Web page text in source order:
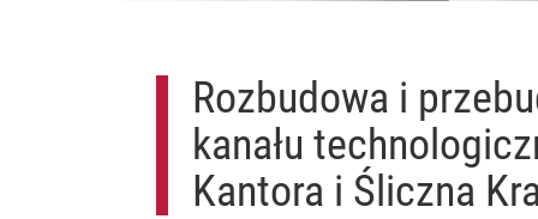
Rozbudowa i
kanału
Kantora i Śliczna